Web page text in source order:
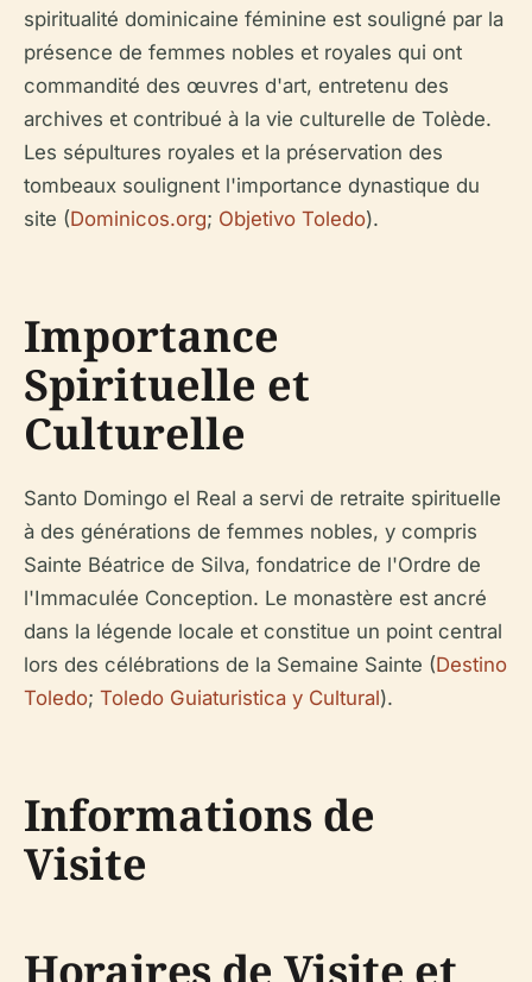
spiritualité dominicaine féminine est souligné par la
présence de femmes nobles et royales qui ont
commandité des œuvres d'art, entretenu des
archives et contribué à la vie culturelle de Tolède.
Les sépultures royales et la préservation des
tombeaux soulignent l'importance dynastique du
site (Dominicos.org; Objetivo Toledo).
Importance
Spirituelle et
Culturelle
Santo Domingo el Real a servi de retraite spirituelle
à des générations de femmes nobles, y compris
Sainte Béatrice de Silva, fondatrice de l'Ordre de
l'Immaculée Conception. Le monastère est ancré
dans la légende locale et constitue un point central
lors des célébrations de la Semaine Sainte (Destino
Toledo; Toledo Guiaturistica y Cultural).
Informations de
Visite